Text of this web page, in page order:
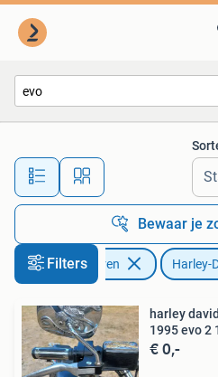
Alle
Bewaar je
FiltersMotoren Harley-
harley davidson
1995 evo 2
€ 0,-